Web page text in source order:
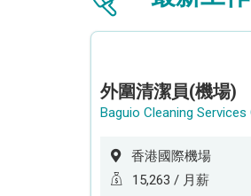
外圍清潔員(機場)
香港國際機場
15,263 / 月薪